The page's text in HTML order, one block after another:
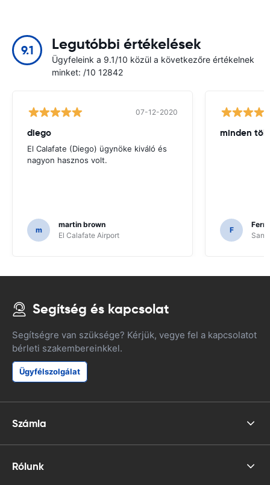
9.1 Legutóbbi értékelések
Ügyfeleink a 9.1/10 közül a következőre értékelnek
minket: /10 12842
07-12-2020
diego
El Calafate (Diego) ügynöke kiváló és
nagyon hasznos volt.
m
martin brown
El Calafate Airport
minden
F
Segítség és kapcsolat
Segítségre van szüksége? Kérjük, vegye fel a kapcsolatot
bérleti szakembereinkkel.
Ügyfélszolgálat
Számla
Rólunk